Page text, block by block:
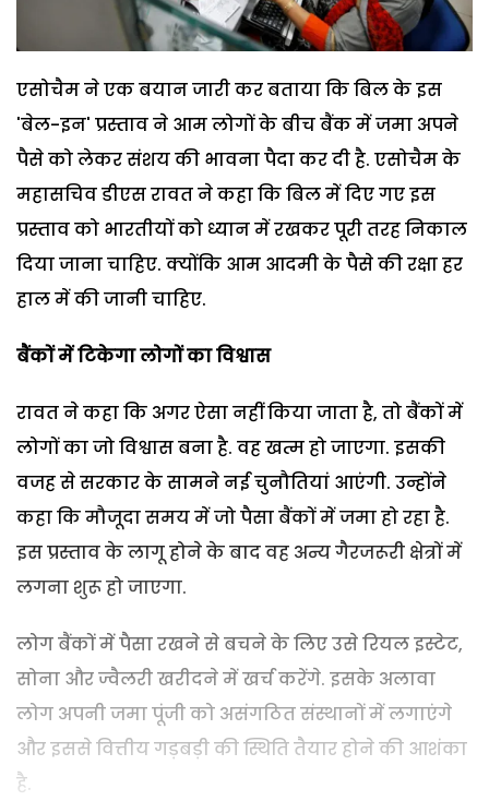
एसोचैम ने एक बयान जारी कर बताया कि बिल के इस
'बेल-इन' प्रस्ताव ने आम लोगों के बीच बैंक में जमा अपने
पैसे को लेकर संशय की भावना पैदा कर दी है. एसोचैम के
महासचिव डीएस रावत ने कहा कि बिल में दिए गए इस
प्रस्ताव को भारतीयों को ध्यान में रखकर पूरी तरह निकाल
दिया जाना चाहिए. क्योंकि आम आदमी के पैसे की रक्षा हर
हाल में की जानी चाहिए.
बैंकों में टिकेगा लोगों का विश्वास
रावत ने कहा कि अगर ऐसा नहीं किया जाता है, तो बैंकों में
लोगों का जो विश्वास बना है. वह खत्म हो जाएगा. इसकी
वजह से सरकार के सामने नई चुनौतियां आएंगी. उन्होंने
कहा कि मौजूदा समय में जो पैसा बैंकों में जमा हो रहा है.
इस प्रस्ताव के लागू होने के बाद वह अन्य गैरजरूरी क्षेत्रों में
लगना शुरू हो जाएगा.
लोग बैंकों में पैसा रखने से बचने के लिए उसे रियल इस्टेट,
सोना और ज्वैलरी खरीदने में खर्च करेंगे. इसके अलावा
लोग अपनी जमा पूंजी को असंगठित संस्थानों में लगाएंगे
और इससे वित्तीय गड़‍बड़ी की स्थ‍िति तैयार होने की आशंका
है.